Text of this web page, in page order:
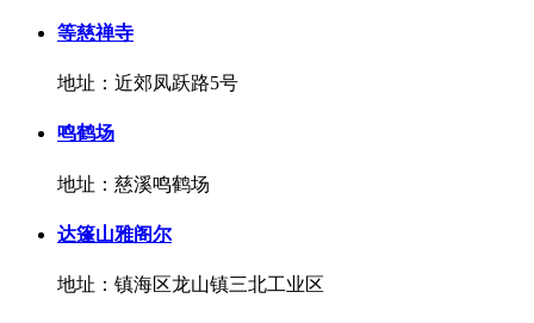
等慈禅寺
地址：近郊凤跃路5号
鸣鹤场
地址：慈溪鸣鹤场
达篷山雅阁尔
地址：镇海区龙山镇三北工业区